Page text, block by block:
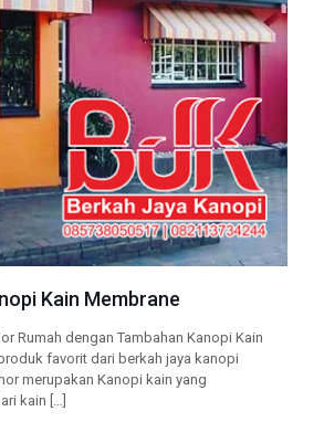
Kain Membrane
Rumah dengan Tambahan Kanopi Kain
favorit dari berkah jaya kanopi
merupakan Kanopi kain yang
kain